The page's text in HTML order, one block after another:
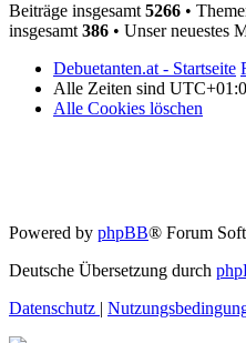
Beiträge insgesamt 5266 •
insgesamt 386 • Unser neuestes
Debuetanten.at - Startseite
Alle Zeiten sind
Alle Cookies löschen
Powered by phpBB® Forum
Deutsche Übersetzung durch
Datenschutz |